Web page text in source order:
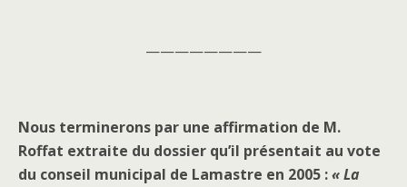
————————
Nous terminerons par une affirmation de M.
Roffat extraite du dossier qu’il présentait au vote
du conseil municipal de Lamastre en 2005 :« La